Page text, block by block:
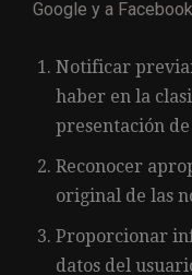
Google y a
Notificar
haber en la
presentación
Reconocer
original de las
Proporcionar
datos del